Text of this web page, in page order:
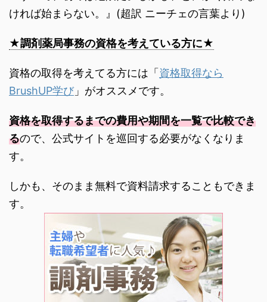
ければ始まらない。』(超訳 ニーチェの言葉より)
★調剤薬局事務の資格を考えている方に★
資格の取得を考えてる方には「 資格取得なら
BrushUP学び」がオススメです。
資格を取得するまでの費用や期間を一覧で比較でき
るので、公式サイトを巡回する必要がなくなりま
す。
しかも、そのまま無料で資料請求することもできま
す。